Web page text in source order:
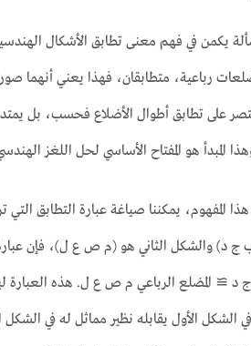
يكمن في فهم معنى تطابق الأشكال
رباعية، متطابقان، فهذا يعني أنهما
على تطابق أطوال الأضلاع فحسب، بل يمتد
المبدأ هو المفتاح الأساسي لحل اللغز
المفهوم، يمكننا صياغة عبارة التطابق
ج د) والشكل الثاني هو (م ص ع ل)، فإن عبارة
ج د ≅ المضلع الرباعي م ص ع ل. هذه
الشكل الأول يقابله نظير مماثل له في الشكل